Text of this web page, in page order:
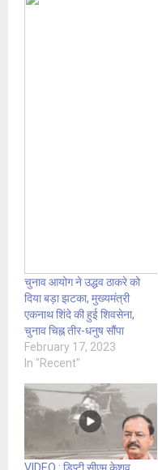
चुनाव आयोग ने उद्धव ठाकरे को
दिया बड़ा झटका, मुख्यमंत्री
एकनाथ शिंदे की हुई शिवसेना,
चुनाव चिह्न तीर-धनुष सौंपा
February 17, 2023
In "Recent"
VIDEO : डिप्टी सीएम केशव